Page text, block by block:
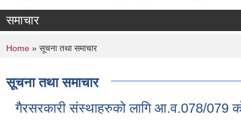
समाचार
You are here
Home » सूचना तथा समाचार
सूचना तथा समाचार
गैरसरकारी संस्थाहरुको लागि आ.व.078/079